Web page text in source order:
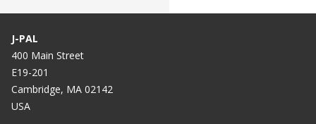
J-PAL
400 Main Street
E19-201
Cambridge, MA 02142
USA